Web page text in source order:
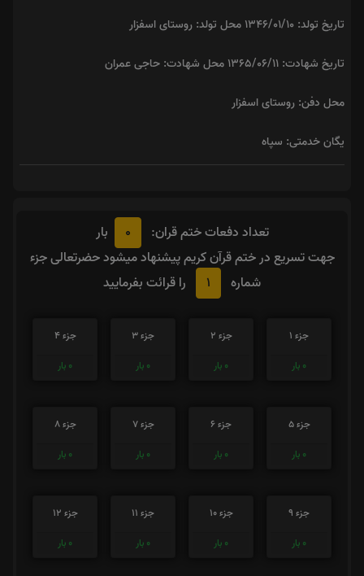
تاریخ تولد: ۱۳۴۶/۰۱/۱۰ محل تولد: روستای اسفزار
تاریخ شهادت: ۱۳۶۵/۰۶/۱۱ محل شهادت: حاجی عمران
محل دفن: روستای اسفزار
یگان خدمتی: سپاه
تعداد دفعات ختم قران: 0
بار
جهت تسریع در ختم قرآن کریم پیشنهاد میشود حضرتعالی جزء
شماره
1 را قرائت بفرمایید
جزء 1
0 بار
جزء 2
0 بار
جزء 3
0 بار
جزء 4
0 بار
جزء 5
0 بار
جزء 6
0 بار
جزء 7
0 بار
جزء 8
0 بار
جزء 9
0 بار
جزء 10
0 بار
جزء 11
0 بار
جزء 12
0 بار